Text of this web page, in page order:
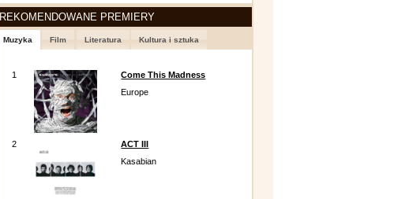
REKOMENDOWANE PREMIERY
Muzyka Film Literatura Kultura i sztuka
1
Come This Madness
Europe
2
ACT III
Kasabian